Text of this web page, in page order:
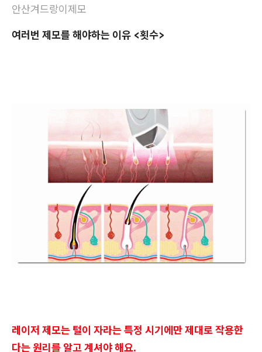
안산겨드랑이제모
여러번 제모를 해야하는 이유 <횟수>
레이저 제모는 털이 자라는 특정 시기에만 제대로 작용한
다는 원리를 알고 계셔야 해요.